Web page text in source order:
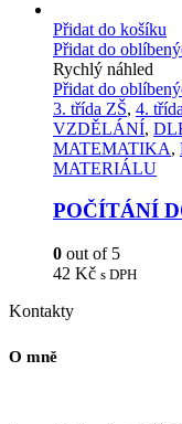
Přidat do košíku
Přidat do
Rychlý náhled
Přidat do
3. třída ZŠ, 4.
VZDĚLÁNÍ,
MATEMATIKA,
MATERIÁLU
POČÍTÁNÍ
0 out of 5
42 Kč s DPH
Kontakty
O mně